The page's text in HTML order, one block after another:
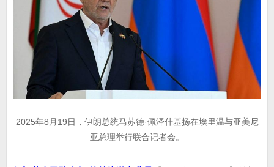
2025年8月19日，伊朗总统马苏德·佩泽什基扬在埃里温与亚美尼
亚总理举行联合记者会。